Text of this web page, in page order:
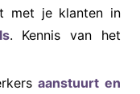
met je klanten in
. Kennis van het
aanstuurt en